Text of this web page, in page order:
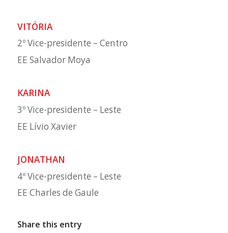
VITÓRIA
2º Vice-presidente – Centro
EE Salvador Moya
KARINA
3º Vice-presidente – Leste
EE Lívio Xavier
JONATHAN
4º Vice-presidente – Leste
EE Charles de Gaule
Share this entry